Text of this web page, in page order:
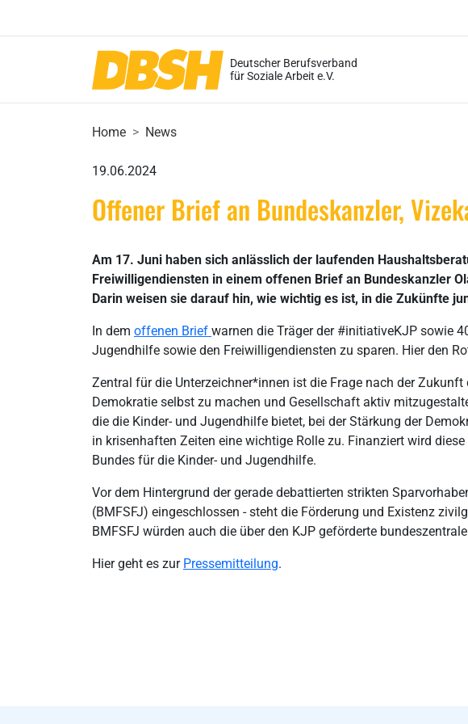
Deutscher Berufsverband
für Soziale Arbeit e.V.
Home News
19.06.2024
Offener Brief an Bundeskanzler,
Am 17. Juni haben sich anlässlich der laufenden
Freiwilligendiensten in einem offenen Brief an Bundeskanzler
Darin weisen sie darauf hin, wie wichtig es ist, in die Zukünfte
In dem offenen Brief warnen die Träger der #initiativeKJP sowie
Jugendhilfe sowie den Freiwilligendiensten zu sparen. Hier den
Zentral für die Unterzeichner*innen ist die Frage nach der
Demokratie selbst zu machen und Gesellschaft aktiv
die die Kinder- und Jugendhilfe bietet, bei der Stärkung der
in krisenhaften Zeiten eine wichtige Rolle zu. Finanziert wird
Bundes für die Kinder- und Jugendhilfe.
Vor dem Hintergrund der gerade debattierten strikten
(BMFSFJ) eingeschlossen - steht die Förderung und Existenz
BMFSFJ würden auch die über den KJP geförderte
Hier geht es zur Pressemitteilung.